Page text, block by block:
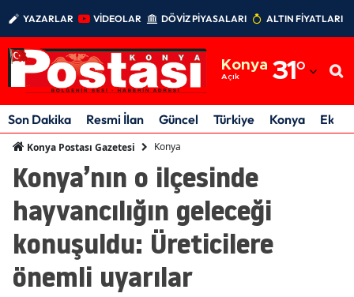
YAZARLAR VİDEOLAR DÖVİZ PİYASALARI ALTIN FİYATLARI
Konya
Açık 31°
Adıyaman
Afyonkarahisar
Amasya
Ankara
Antalya
Son Dakika Resmi İlan Güncel Türkiye Konya
Konya Postası Gazetesi Konya
Konya’nın o ilçesinde
hayvancılığın geleceği
konuşuldu: Üreticilere
önemli uyarılar